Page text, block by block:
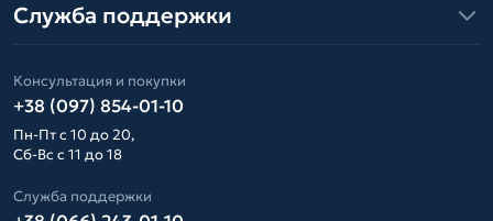
Служба поддержки
Консультация и покупки
+38 (097) 854-01-10
Пн-Пт с 10 до 20,
Сб-Вс с 11 до 18
Служба поддержки